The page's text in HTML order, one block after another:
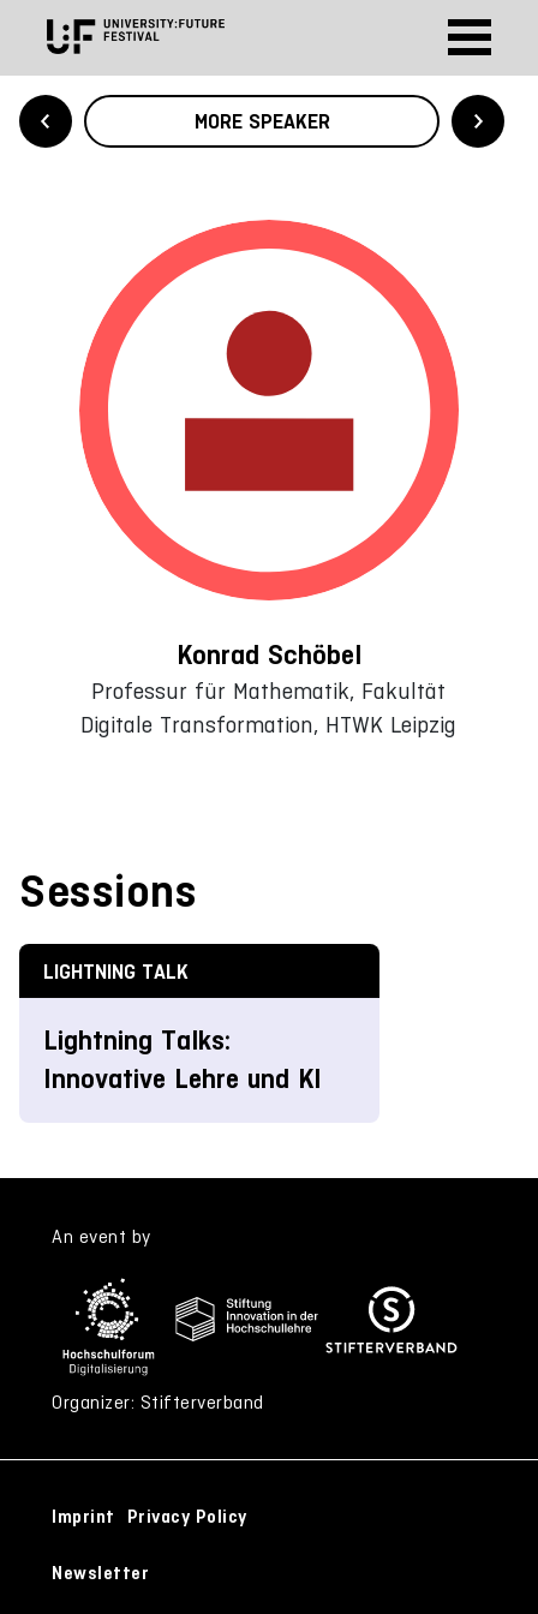
MORE SPEAKER
Konrad Schöbel
Professur für Mathematik, Fakultät
Digitale Transformation, HTWK Leipzig
Sessions
LIGHTNING TALK
Lightning Talks:
Innovative Lehre und KI
An event by
Organizer: Stifterverband
Imprint Privacy Policy
Newsletter